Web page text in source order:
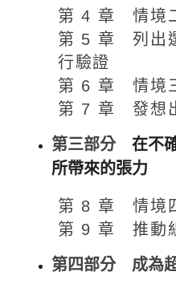
第 4 章 情境
第 5 章 列出
行驗證
第 6 章 情境
第 7 章 發想
第三部分 在不
所帶來的張力
第 8 章 情境
第 9 章 推動
第四部分 成為